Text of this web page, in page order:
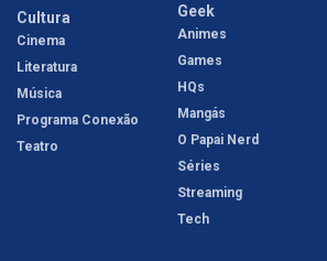
Cultura
Cinema
Literatura
Música
Programa Conexão
Teatro
Geek
Animes
Games
HQs
Mangás
O Papai Nerd
Séries
Streaming
Tech